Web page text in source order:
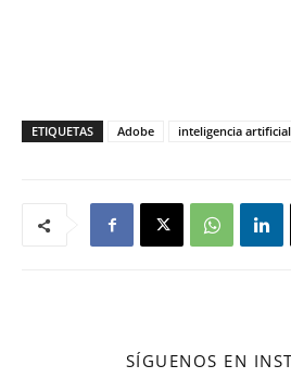
ETIQUETAS Adobe inteligencia artificial
SÍGUENOS EN